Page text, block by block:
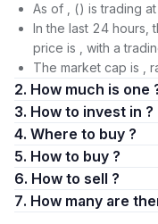
As of , () is trading at
In the last 24 hours,
price is , with a
The market cap is ,
2. How much is one
3. How to invest in ?
4. Where to buy ?
5. How to buy ?
6. How to sell ?
7. How many